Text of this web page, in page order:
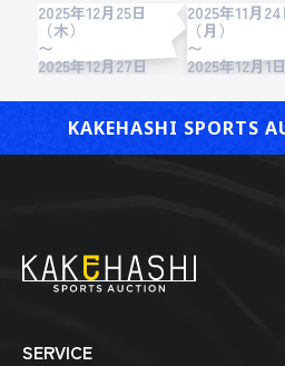
2025年12月25日
（木）
〜
2025年12月27日
2025年11月24
（月）
〜
2025年12月1
KAKEHASHI SPORTS
SERVICE